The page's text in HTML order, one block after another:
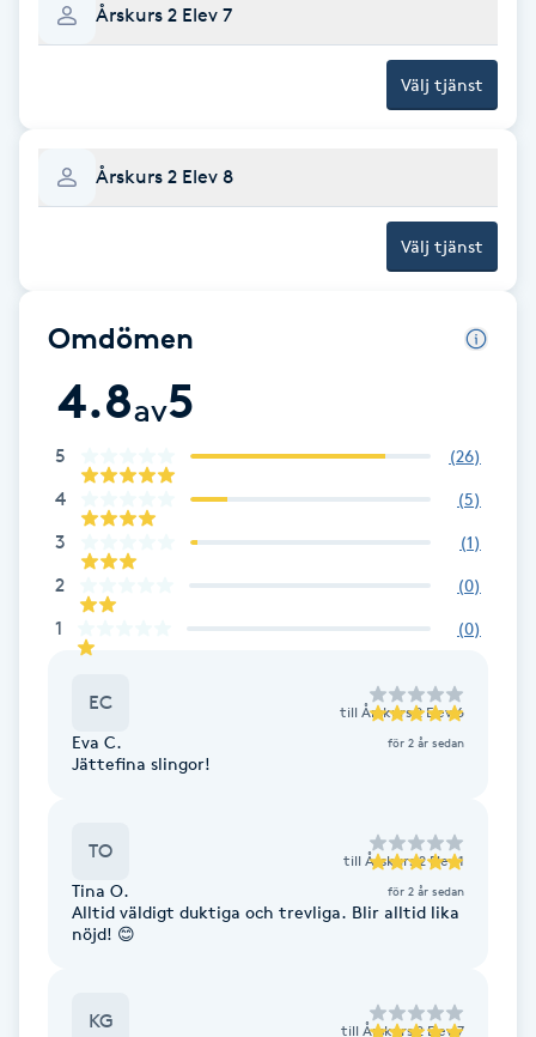
Healing
Herrklippning
Hollywood Peel
Hot Stone Massage
Hot yoga
Hudföryngring
Huduppstramning
Hyaluronsyra
Årskurs 2 Elev 7
Välj tjänst
Årskurs 2 Elev 8
Välj tjänst
Omdömen
4.8av5
5 (26)
4 (5)
3 (1)
2 (0)
1 (0)
EC till Årskurs 2 Elev 6
Eva C. för 2 år sedan
Jättefina slingor!
TO till Årskurs 2 Elev 1
Tina O. för 2 år sedan
Alltid väldigt duktiga och trevliga. Blir alltid lika
nöjd! 😊
KG till Årskurs 2 Elev 7